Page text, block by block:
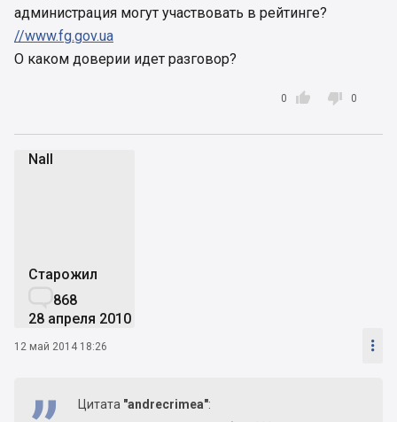
администрация могут участвовать в рейтинге?
//www.fg.gov.ua
О каком доверии идет разговор?

0  0
Nall
Старожил
868
28 апреля 2010
12 май 2014 18:26 
Цитата "andrecrimea":